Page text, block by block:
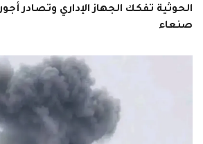
الحوثية تفكك الجهاز الإداري وتصادر
صنعاء